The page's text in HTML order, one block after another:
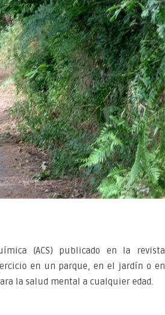
(ACS) publicado en la revista
en un parque, en el jardín o en
la salud mental a cualquier edad.